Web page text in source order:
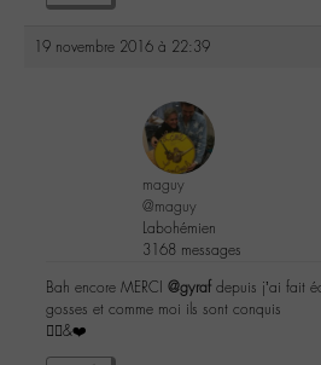
19 novembre 2016 à 22:39
maguy
@maguy
Labohémien
3168 messages
Bah encore MERCI @gyraf depuis j’ai fait
gosses et comme moi ils sont conquis
✌🏼️&❤️